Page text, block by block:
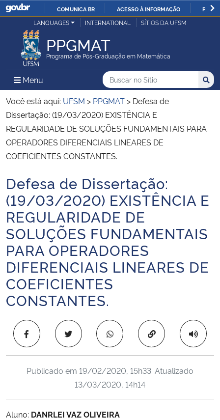
IR
COMUNICA BR ACESSO À INFORMAÇÃO
Ministério da Justiça e Segurança Pública
Ministério da Defesa
Ministério das Relações Exteriores
Ministério da Economia
Ministério da Educação
Ministério da Cidadania
Ministério da Saúde
Ministério de Minas e Energia
Ministério da Ciência, Tecnologia, Inovações e Comunicações
Ministério do Meio Ambiente
Ministério do Turismo
Ministério do Desenvolvimento Regional
Controladoria-Geral da União
LANGUAGES INTERNATIONAL SÍTIOS DA UFSM
PPGMAT
Programa de Pós-Graduação em Matemática
Menu Menu Principal do Sítio
Busca
Buscar no no Sítio
Busca:
Você está aqui: UFSM > PPGMAT > Defesa de
Dissertação: (19/03/2020) EXISTÊNCIA E
REGULARIDADE DE SOLUÇÕES FUNDAMENTAIS PARA
OPERADORES DIFERENCIAIS LINEARES DE
COEFICIENTES CONSTANTES.
Início do conteúdo
Defesa de Dissertação:
(19/03/2020) EXISTÊNCIA E
REGULARIDADE DE
SOLUÇÕES FUNDAMENTAIS
PARA OPERADORES
DIFERENCIAIS LINEARES DE
COEFICIENTES
CONSTANTES.
Copiar para área
Publicado em 19/02/2020, 15h33. Atualizado
13/03/2020, 14h14
Aluno: DANRLEI VAZ OLIVEIRA